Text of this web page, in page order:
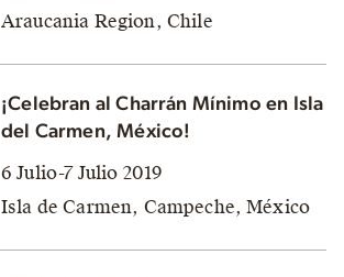
Araucania Region, Chile
¡Celebran al Charrán Mínimo en Isla
del Carmen, México!
6 Julio-7 Julio 2019
Isla de Carmen, Campeche, México